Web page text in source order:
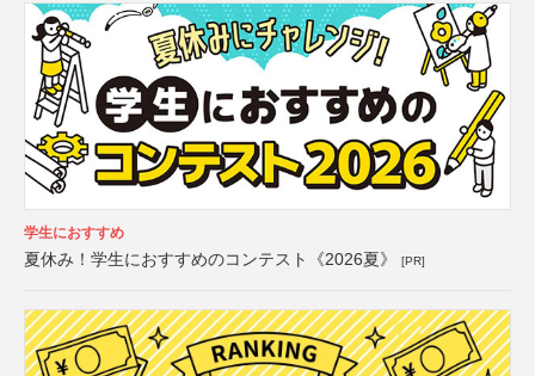
学生におすすめ
夏休み！学生におすすめのコンテスト《2026夏》 [PR]